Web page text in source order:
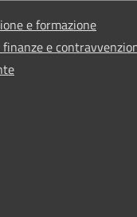
e formazione
e